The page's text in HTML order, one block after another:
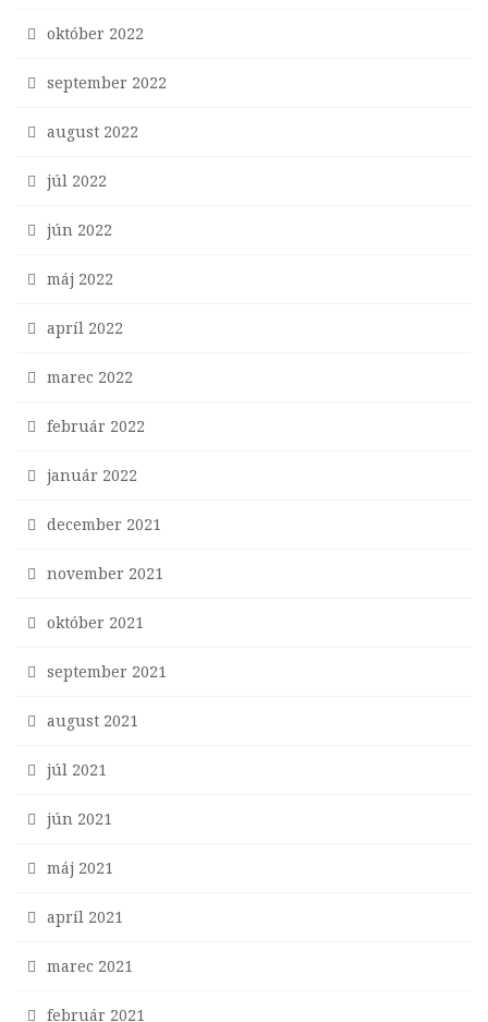
október 2022
september 2022
august 2022
júl 2022
jún 2022
máj 2022
apríl 2022
marec 2022
február 2022
január 2022
december 2021
november 2021
október 2021
september 2021
august 2021
júl 2021
jún 2021
máj 2021
apríl 2021
marec 2021
február 2021